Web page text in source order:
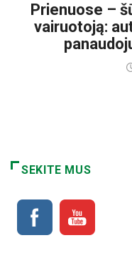
Prienuose –
vairuotoją:
SEKITE MUS